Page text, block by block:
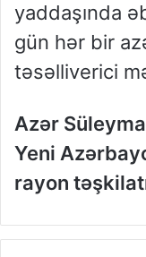
yaddaşında
gün hər bir
təsəlliverici
Azər
Yeni
rayon